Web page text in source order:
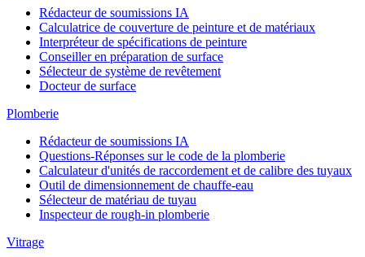
Rédacteur de soumissions IA
Calculatrice de couverture de peinture et de matériaux
Interpréteur de spécifications de peinture
Conseiller en préparation de surface
Sélecteur de système de revêtement
Docteur de surface
Plomberie
Rédacteur de soumissions IA
Questions-Réponses sur le code de la plomberie
Calculateur d'unités de raccordement et de calibre des tuyaux
Outil de dimensionnement de chauffe-eau
Sélecteur de matériau de tuyau
Inspecteur de rough-in plomberie
Vitrage